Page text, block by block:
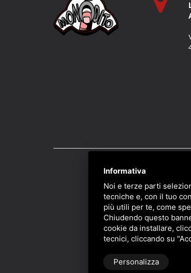
Informativa
Noi e terze parti
tecniche e, con il tuo
più utili per te, come
Chiudendo questo
cookie da installare,
tecnici, cliccando su
Personalizza